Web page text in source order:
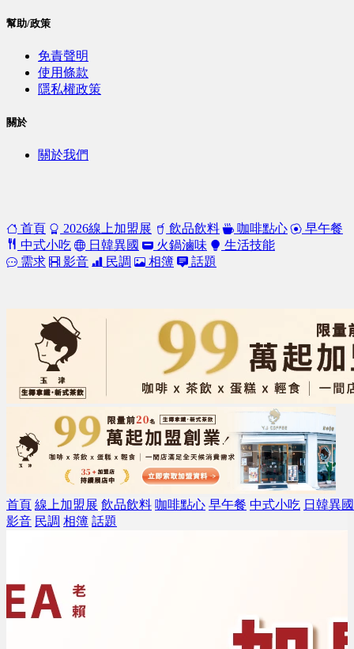
幫助/政策
免責聲明
使用條款
隱私權政策
關於
關於我們
首頁 2026線上加盟展 飲品飲料 咖啡點心
早午餐
中式小吃
日韓異國 火鍋滷味
生活技能
需求
影音 民調 相簿 話題
首頁 線上加盟展 飲品飲料 咖啡點心 早午餐 中式小吃 日韓異國
影音 民調 相簿 話題